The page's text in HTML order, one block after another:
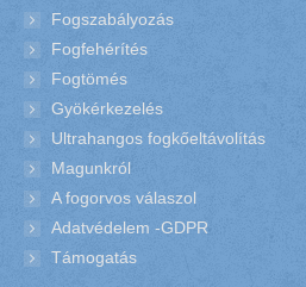
Fogszabályozás
Fogfehérítés
Fogtömés
Gyökérkezelés
Ultrahangos fogkőeltávolítás
Magunkról
A fogorvos válaszol
Adatvédelem -GDPR
Támogatás